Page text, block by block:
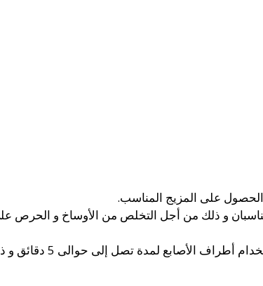
على المزيج المناسب.
و ذلك من أجل التخلص من الأوساخ و الحرص
و بعدها يتم تطبيقه على فروة الرأس و التدليك بالشكل